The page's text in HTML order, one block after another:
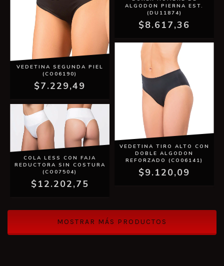
VEDETINA SEGUNDA PIEL
(CO06190)
$7.229,49
ALGODON PIERNA EST.
(DU11874)
$8.617,36
COLA LESS CON FAJA
REDUCTORA SIN COSTURA
(CO07504)
$12.202,75
VEDETINA TIRO ALTO CON
DOBLE ALGODON
REFORZADO (CO06141)
$9.120,09
MOSTRAR MÁS PRODUCTOS